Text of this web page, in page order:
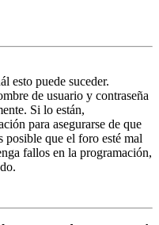
esto puede suceder.
de usuario y contraseña
Si lo están,
para asegurarse de que
posible que el foro esté mal
fallos en la programación,